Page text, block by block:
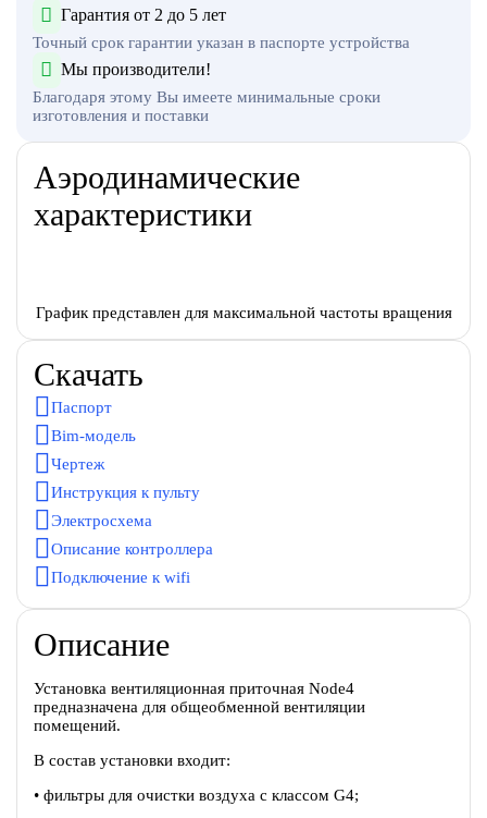
Гарантия от 2 до 5 лет
Точный срок гарантии указан в паспорте устройства
Мы производители!
Благодаря этому Вы имеете минимальные сроки
изготовления и поставки
Аэродинамические
характеристики
График представлен для максимальной частоты вращения
Скачать
Паспорт
Bim-модель
Чертеж
Инструкция к пульту
Электросхема
Описание контроллера
Подключение к wifi
Описание
Установка вентиляционная приточная Node4
предназначена для общеобменной вентиляции
помещений.
В состав установки входит:
• фильтры для очистки воздуха с классом G4;